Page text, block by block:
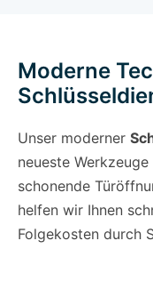
Moderne
Unser moderner
neueste
schonende
helfen wir Ihnen
Folgekosten durch